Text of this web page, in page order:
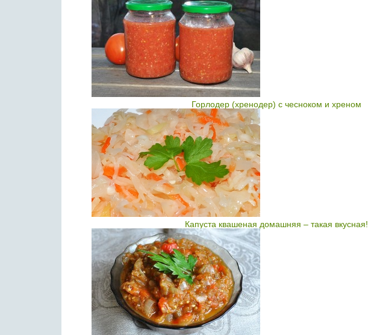
Горлодер (хренодер) с чесноком и хреном
Капуста квашеная домашняя – такая вкусная!